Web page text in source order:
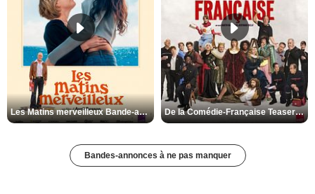
Les Matins merveilleux Bande-annonce VF De la Comédie-Française Teaser VF
Bandes-annonces à ne pas manquer